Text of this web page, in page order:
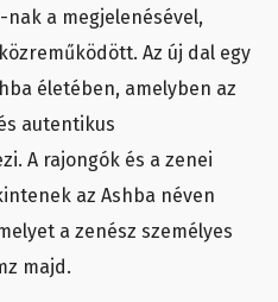
a megjelenésével,
Az új dal egy
életében, amelyben az
autentikus
A rajongók és a zenei
az Ashba néven
a zenész személyes
majd.